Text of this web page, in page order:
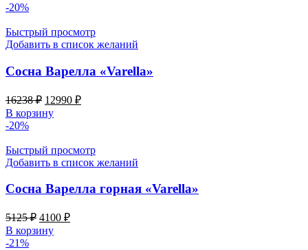
-20%
Быстрый просмотр
Добавить в список желаний
Сосна Варелла «Varella»
16238₽ Первоначальная
цена
составляла
12990 ₽Текущая
В корзину
-20%
Быстрый просмотр
Добавить в список желаний
Сосна Варелла горная «Varella»
5125₽ Первоначальная
цена
составляла
4100 ₽Текущая
В корзину
-21%